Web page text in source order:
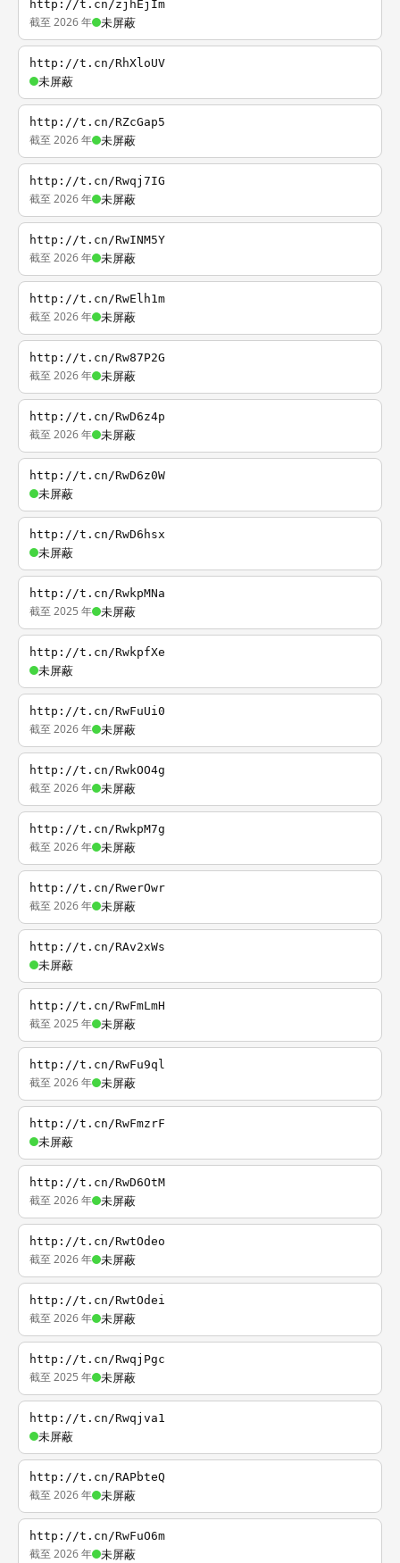
http://t.cn/zjhEjIm
截至 2026 年 未屏蔽
http://t.cn/RhXloUV
未屏蔽
http://t.cn/RZcGap5
截至 2026 年 未屏蔽
http://t.cn/Rwqj7IG
截至 2026 年 未屏蔽
http://t.cn/RwINM5Y
截至 2026 年 未屏蔽
http://t.cn/RwElh1m
截至 2026 年 未屏蔽
http://t.cn/Rw87P2G
截至 2026 年 未屏蔽
http://t.cn/RwD6z4p
截至 2026 年 未屏蔽
http://t.cn/RwD6z0W
未屏蔽
http://t.cn/RwD6hsx
未屏蔽
http://t.cn/RwkpMNa
截至 2025 年 未屏蔽
http://t.cn/RwkpfXe
未屏蔽
http://t.cn/RwFuUi0
截至 2026 年 未屏蔽
http://t.cn/RwkOO4g
截至 2026 年 未屏蔽
http://t.cn/RwkpM7g
截至 2026 年 未屏蔽
http://t.cn/RwerOwr
截至 2026 年 未屏蔽
http://t.cn/RAv2xWs
未屏蔽
http://t.cn/RwFmLmH
截至 2025 年 未屏蔽
http://t.cn/RwFu9ql
截至 2026 年 未屏蔽
http://t.cn/RwFmzrF
未屏蔽
http://t.cn/RwD6OtM
截至 2026 年 未屏蔽
http://t.cn/RwtOdeo
截至 2026 年 未屏蔽
http://t.cn/RwtOdei
截至 2026 年 未屏蔽
http://t.cn/RwqjPgc
截至 2025 年 未屏蔽
http://t.cn/Rwqjva1
未屏蔽
http://t.cn/RAPbteQ
截至 2026 年 未屏蔽
http://t.cn/RwFuO6m
截至 2026 年 未屏蔽